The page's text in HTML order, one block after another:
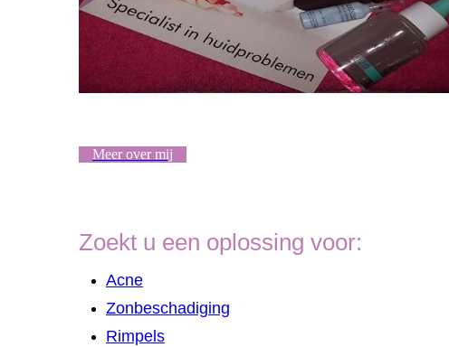
Meer over mij
Zoekt u een oplossing voor:
Acne
Zonbeschadiging
Rimpels